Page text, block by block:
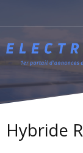
Hybride